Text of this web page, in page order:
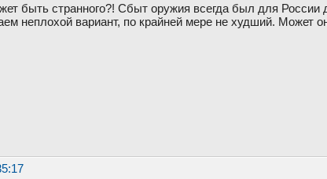
быть странного?! Сбыт оружия всегда был для
неплохой вариант, по крайней мере не худший. Может